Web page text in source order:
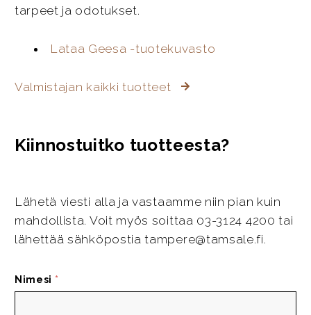
tarpeet ja odotukset.
Lataa Geesa -tuotekuvasto
Valmistajan kaikki tuotteet
Kiinnostuitko tuotteesta?
Lähetä viesti alla ja vastaamme niin pian kuin
mahdollista. Voit myös soittaa 03-3124 4200 tai
lähettää sähköpostia tampere@tamsale.fi.
Nimesi *